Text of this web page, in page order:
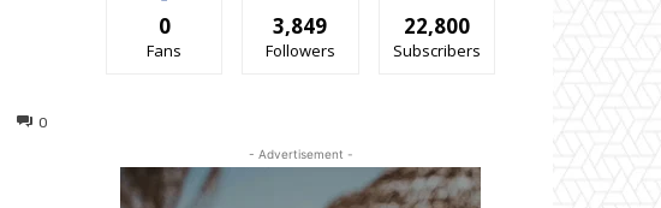
0
0
Fans
3,849
Followers
22,800
Subscribers
- Advertisement -